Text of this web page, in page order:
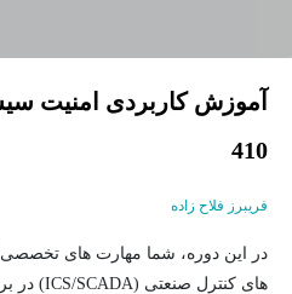
410
فریبرز فلاح زاده
در این دوره، شما مهارت های
های کنترل صنعتی (ICS/SCADA) در برابر...